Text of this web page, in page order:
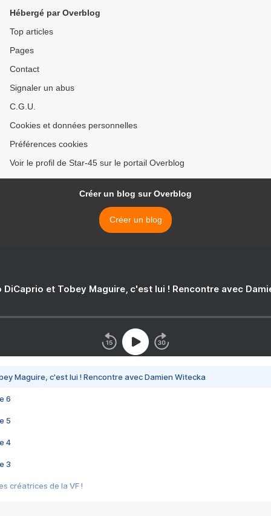
Hébergé par Overblog
Top articles
Pages
Contact
Signaler un abus
C.G.U.
Cookies et données personnelles
Préférences cookies
Voir le profil de Star-45 sur le portail Overblog
Créer un blog sur Overblog
Créer un blog
DiCaprio et Tobey Maguire, c'est lui ! Rencontre avec
Maguire, c'est lui ! Rencontre avec Damien Witecka
6
5
4
3
créatrices de la VF !